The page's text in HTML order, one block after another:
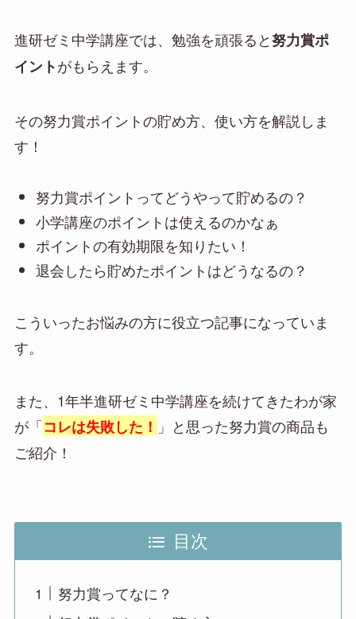
進研ゼミ中学講座では、勉強を頑張ると努力賞ポ
イントがもらえます。
その努力賞ポイントの貯め方、使い方を解説しま
す！
努力賞ポイントってどうやって貯めるの？
小学講座のポイントは使えるのかなぁ
ポイントの有効期限を知りたい！
退会したら貯めたポイントはどうなるの？
こういったお悩みの方に役立つ記事になっていま
す。
また、1年半進研ゼミ中学講座を続けてきたわが家
が「コレは失敗した！ 」と思った努力賞の商品も
ご紹介！
目次
努力賞ってなに？